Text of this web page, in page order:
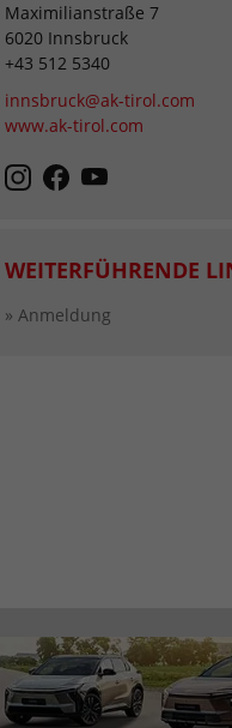
Maximilianstraße 7
6020 Innsbruck
+43 512 5340
innsbruck@ak-tirol.com
www.ak-tirol.com
WEITERFÜHRENDE
» Anmeldung